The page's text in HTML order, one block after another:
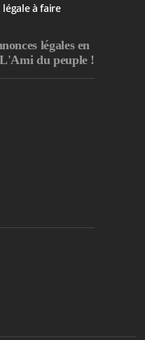
à faire
légales en
du peuple !